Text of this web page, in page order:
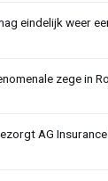
eindelijk weer
zege in
AG